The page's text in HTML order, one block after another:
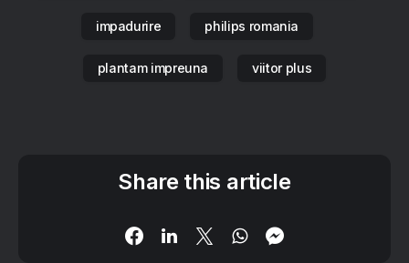
impadurire philips romania
plantam impreuna viitor plus
Share this article